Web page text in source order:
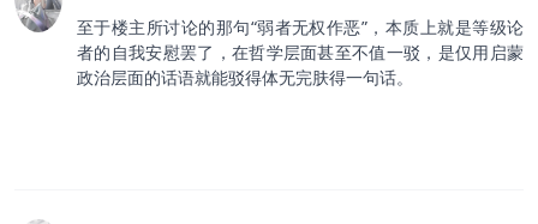
至于楼主所讨论的那句“弱者无权作恶”，本质上就是等级论
者的自我安慰罢了，在哲学层面甚至不值一驳，是仅用启蒙
政治层面的话语就能驳得体无完肤得一句话。